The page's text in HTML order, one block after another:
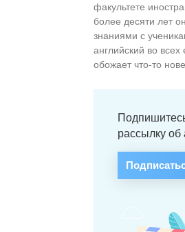
факультете
более десяти лет
знаниями с
английский во всех
обожает что-то
рассылку об